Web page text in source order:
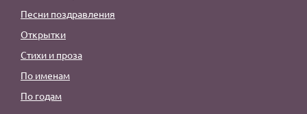
Песни поздравления
Открытки
Стихи и проза
По именам
По годам